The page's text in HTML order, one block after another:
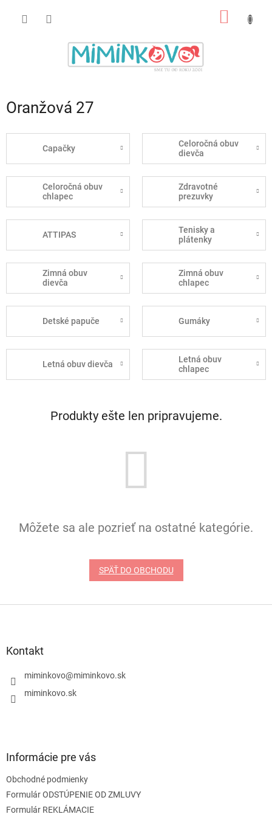
Oranžová 27
Capačky
Celoročná obuv
dievča
Celoročná obuv
chlapec
Zdravotné
prezuvky
ATTIPAS
Tenisky a
plátenky
Zimná obuv
dievča
Zimná obuv
chlapec
Detské papuče Gumáky
Letná obuv dievča
Letná obuv
chlapec
Produkty ešte len pripravujeme.
Môžete sa ale pozrieť na ostatné kategórie.
SPÄŤ DO OBCHODU
Kontakt
miminkovo@miminkovo.sk
miminkovo.sk
Informácie pre vás
Obchodné podmienky
Formulár ODSTÚPENIE OD ZMLUVY
Formulár REKLÁMACIE